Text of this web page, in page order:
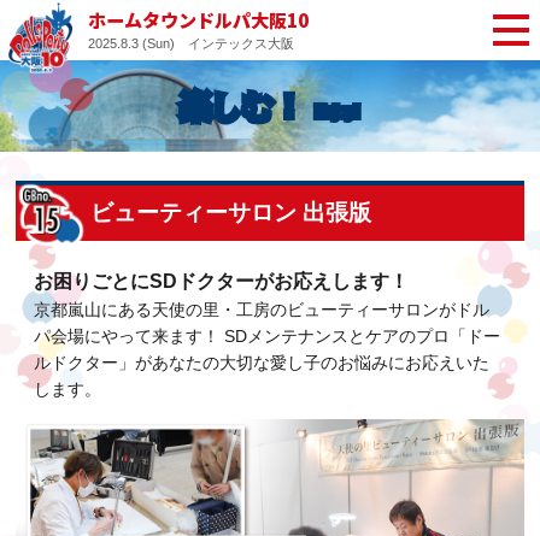
ホームタウンドルパ大阪10
2025.8.3 (Sun) インテックス大阪
楽しむ！
ビューティーサロン 出張版
お困りごとにSDドクターがお応えします！
京都嵐山にある天使の里・工房のビューティーサロンがドル
パ会場にやって来ます！
SDメンテナンスとケアのプロ「ドー
ルドクター」があなたの大切な愛し子のお悩みにお応えいた
します。